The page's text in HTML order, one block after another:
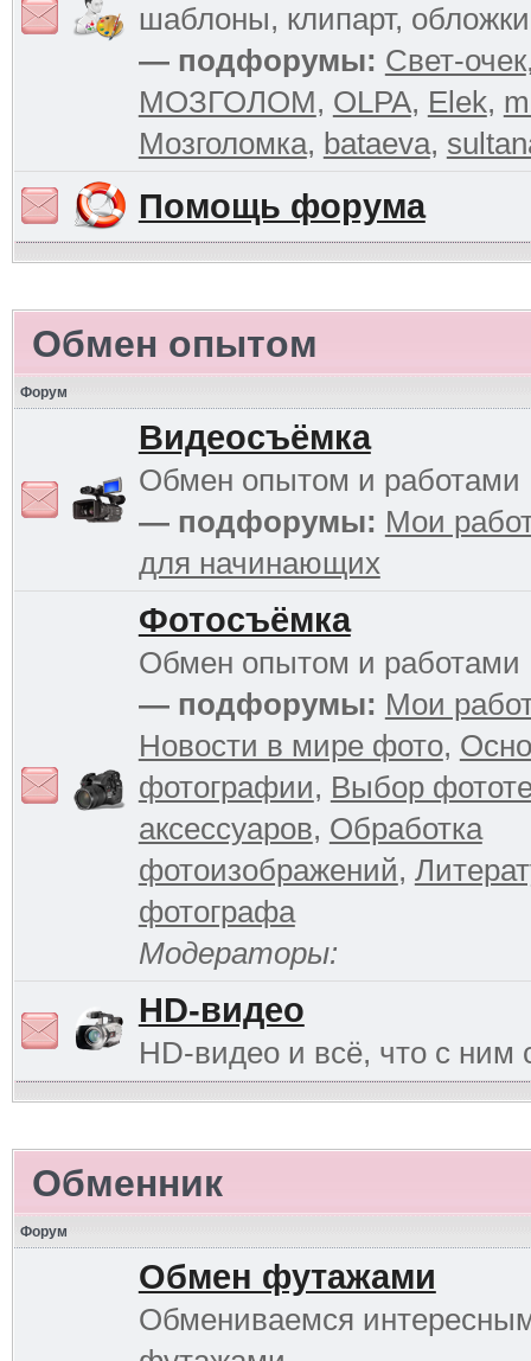
шаблоны, клипарт,
— подфорумы: Свет-очек
МОЗГОЛОМ, OLPA, Elek,
Мозголомка, bataeva,
Помощь форума
Обмен опытом
Форум
Видеосъёмка
Обмен опытом и работами
— подфорумы: Мои
для начинающих
Фотосъёмка
Обмен опытом и работами
— подфорумы: Мои
Новости в мире фото,
фотографии, Выбор
аксессуаров, Обработка
фотоизображений,
фотографа
Модераторы:
HD-видео
HD-видео и всё, что с ним
Обменник
Форум
Обмен футажами
Обмениваемся